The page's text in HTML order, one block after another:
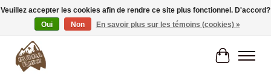
Livraison gratuite à partir de 80€.
Panier
Veuillez accepter les cookies afin de rendre ce site plus fonctionnel. D'accord?
Oui
Non En savoir plus sur les témoins (cookies) »